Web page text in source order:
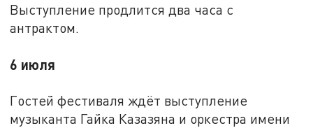
Выступление продлится два часа с
антрактом.
6 июля
Гостей фестиваля ждёт выступление
музыканта Гайка Казазяна и оркестра имени